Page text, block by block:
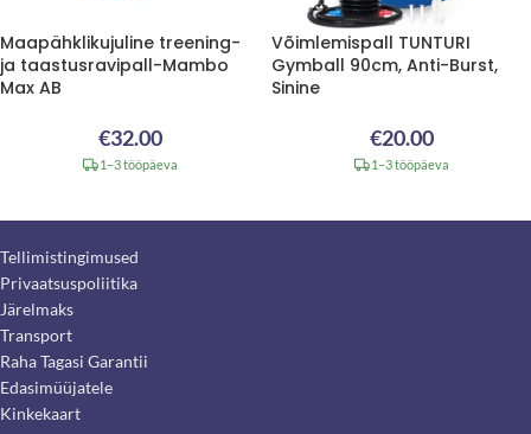
Maapähklikujuline treening-
ja taastusravipall-Mambo
Max AB
€32.00
1–3 tööpäeva
Võimlemispall TUNTURI
Gymball 90cm, Anti-Burst,
Sinine
€20.00
1–3 tööpäeva
Tellimistingimused
Privaatsuspoliitika
Järelmaks
Transport
Raha Tagasi Garantii
Edasimüüjatele
Kinkekaart